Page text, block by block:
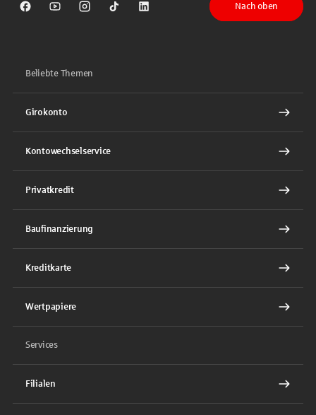
Sparkasse auf Facebook
Sparkasse auf Youtube
Sparkasse auf Instagram
Sparkasse auf TikTok
Sparkasse auf LinkedIn
Nach oben
Beliebte Themen
Girokonto
Kontowechselservice
Privatkredit
Baufinanzierung
Kreditkarte
Wertpapiere
Services
Filialen